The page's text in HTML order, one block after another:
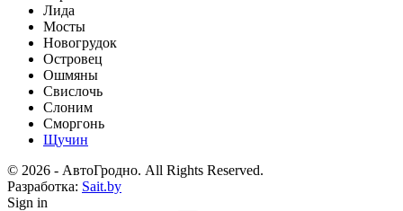
Лида
Мосты
Новогрудок
Островец
Ошмяны
Свислочь
Слоним
Сморгонь
Щучин
© 2026 - АвтоГродно. All Rights Reserved.
Разработка: Sait.by
Sign in